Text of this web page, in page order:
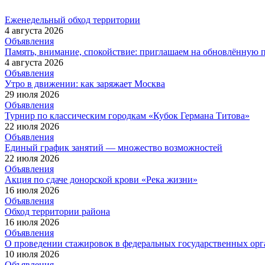
Еженедельный обход территории
4 августа 2026
Объявления
Память, внимание, спокойствие: приглашаем на обновлённую
4 августа 2026
Объявления
Утро в движении: как заряжает Москва
29 июля 2026
Объявления
Турнир по классическим городкам «Кубок Германа Титова»
22 июля 2026
Объявления
Единый график занятий — множество возможностей
22 июля 2026
Объявления
Акция по сдаче донорской крови «Река жизни»
16 июля 2026
Объявления
Обход территории района
16 июля 2026
Объявления
О проведении стажировок в федеральных государственных
10 июля 2026